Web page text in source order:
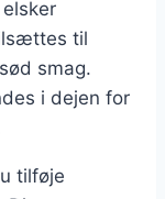
til
smag.
i dejen for
tilføje